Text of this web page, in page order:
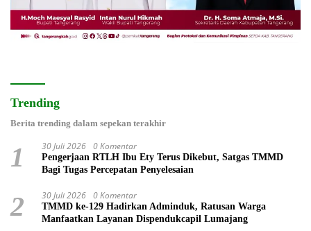
Trending
Berita trending dalam sepekan terakhir
1 30 Juli 2026 0 Komentar
Pengerjaan RTLH Ibu Ety Terus Dikebut, Satgas TMMD
Bagi Tugas Percepatan Penyelesaian
2 30 Juli 2026 0 Komentar
TMMD ke-129 Hadirkan Adminduk, Ratusan Warga
Manfaatkan Layanan Dispendukcapil Lumajang